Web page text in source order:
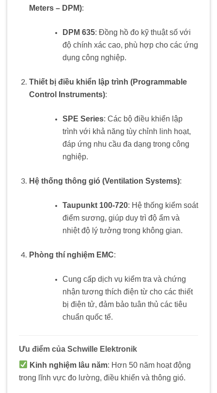
Meters – DPM):
DPM 635: Đồng hồ đo kỹ thuật số với
độ chính xác cao, phù hợp cho các ứng
dụng công nghiệp.
Thiết bị điều khiển lập trình (Programmable
Control Instruments):
SPE Series: Các bộ điều khiển lập
trình với khả năng tùy chỉnh linh hoạt,
đáp ứng nhu cầu đa dạng trong công
nghiệp.
Hệ thống thông gió (Ventilation Systems):
Taupunkt 100-720: Hệ thống kiểm soát
điểm sương, giúp duy trì độ ẩm và
nhiệt độ lý tưởng trong không gian.
Phòng thí nghiệm EMC:
Cung cấp dịch vụ kiểm tra và chứng
nhận tương thích điện từ cho các thiết
bị điện tử, đảm bảo tuân thủ các tiêu
chuẩn quốc tế.
Ưu điểm của Schwille Elektronik
Kinh nghiệm lâu năm: Hơn 50 năm hoạt động
trong lĩnh vực đo lường, điều khiển và thông gió.